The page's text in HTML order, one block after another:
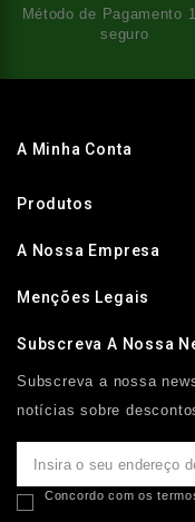
Método de Pagamento
seguro
A Minha Conta
Produtos
A Nossa Empresa
Menções Legais
Subscreva A Nossa
Subscreva a nossa
notícias sobre
Concordo com os